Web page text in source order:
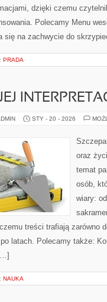
dzięki czemu
Polecamy Menu
się na zachwycie do
PRADA
STY - 20 - 2026
oraz
temat
osób,
wiary:
treści trafiają zarówno
latach. Polecamy także:
NAUKA